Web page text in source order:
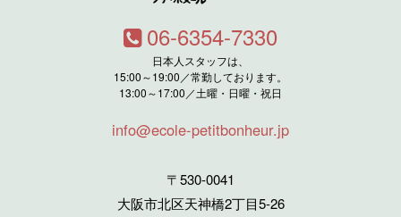
06-6354-7330
日本人スタッフは、
15:00～19:00／常勤しております。
13:00～17:00／土曜・日曜・祝日
info@ecole-petitbonheur.jp
〒530-0041
大阪市北区天神橋2丁目5-26